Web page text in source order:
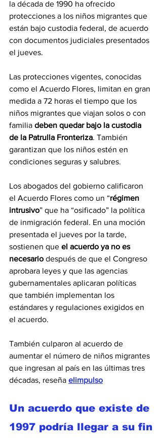
la década de 1990 ha ofrecido
protecciones a los niños migrantes que
están bajo custodia federal, de acuerdo
con documentos judiciales presentados
el jueves.
Las protecciones vigentes, conocidas
como el Acuerdo Flores, limitan en gran
medida a 72 horas el tiempo que los
niños migrantes que viajan solos o con
familia deben quedar bajo la custodia
de la Patrulla Fronteriza. También
garantizan que los niños estén en
condiciones seguras y salubres.
Los abogados del gobierno calificaron
el Acuerdo Flores como un “régimen
intrusivo” que ha “osificado” la política
de inmigración federal. En una moción
presentada el jueves por la tarde,
sostienen que el acuerdo ya no es
necesario después de que el Congreso
aprobara leyes y que las agencias
gubernamentales aplicaran políticas
que también implementan los
estándares y regulaciones exigidos en
el acuerdo.
También culparon al acuerdo de
aumentar el número de niños migrantes
que ingresan al país en las últimas tres
décadas, reseña elimpulso
Un acuerdo que existe de
1997 podría llegar a su fin